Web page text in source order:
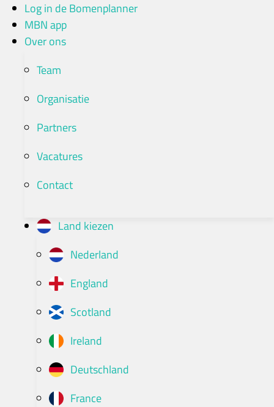
naar
Log in de Bomenplanner
MBN app
Over ons
Team
Organisatie
Partners
Vacatures
Contact
Land kiezen
Nederland
England
Scotland
Ireland
Deutschland
France